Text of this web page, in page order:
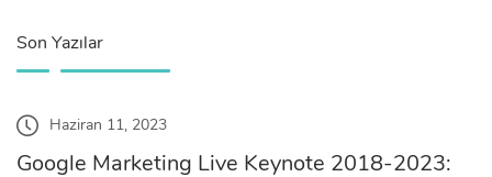
Son Yazılar
Haziran 11, 2023
Google Marketing Live Keynote 2018-2023: